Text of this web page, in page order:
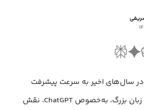
سال‌های اخیر به سرعت پیشرفت
کرده و مدل‌های زبان بزرگ، به‌خصوص ChatGPT، نقش